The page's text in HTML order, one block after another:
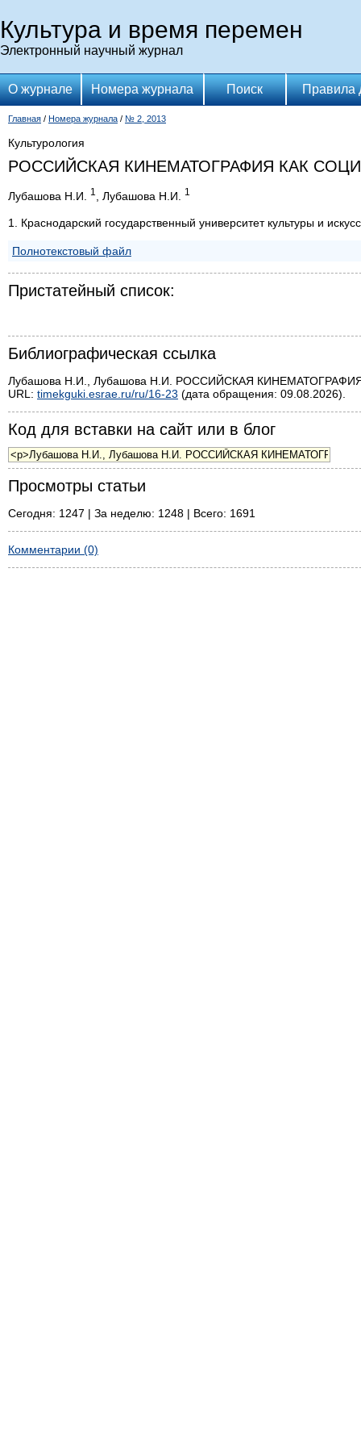
Культура и время перемен
Электронный научный журнал
О журнале Номера журнала Поиск Правила
Главная / Номера журнала / № 2, 2013
Культурология
РОССИЙСКАЯ КИНЕМАТОГРАФИЯ КАК
Лубашова Н.И. 1 , Лубашова Н.И. 1
1. Краснодарский государственный университет культуры и
Полнотекстовый файл
Пристатейный список:
Библиографическая ссылка
Лубашова Н.И., Лубашова Н.И. РОССИЙСКАЯ
URL: timekguki.esrae.ru/ru/16-23 (дата обращения: 09.08.2026).
Код для вставки на сайт или в блог
Просмотры статьи
Сегодня: 1247 | За неделю: 1248 | Всего: 1691
Комментарии (0)